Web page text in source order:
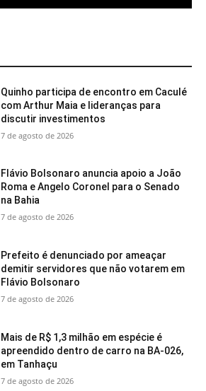
Quinho participa de encontro em Caculé
com Arthur Maia e lideranças para
discutir investimentos
7 de agosto de 2026
Flávio Bolsonaro anuncia apoio a João
Roma e Angelo Coronel para o Senado
na Bahia
7 de agosto de 2026
Prefeito é denunciado por ameaçar
demitir servidores que não votarem em
Flávio Bolsonaro
7 de agosto de 2026
Mais de R$ 1,3 milhão em espécie é
apreendido dentro de carro na BA-026,
em Tanhaçu
7 de agosto de 2026